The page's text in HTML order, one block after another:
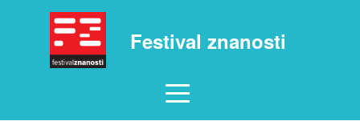
Festival znanosti